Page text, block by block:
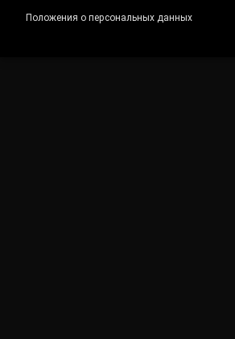
Положения о персональных данных